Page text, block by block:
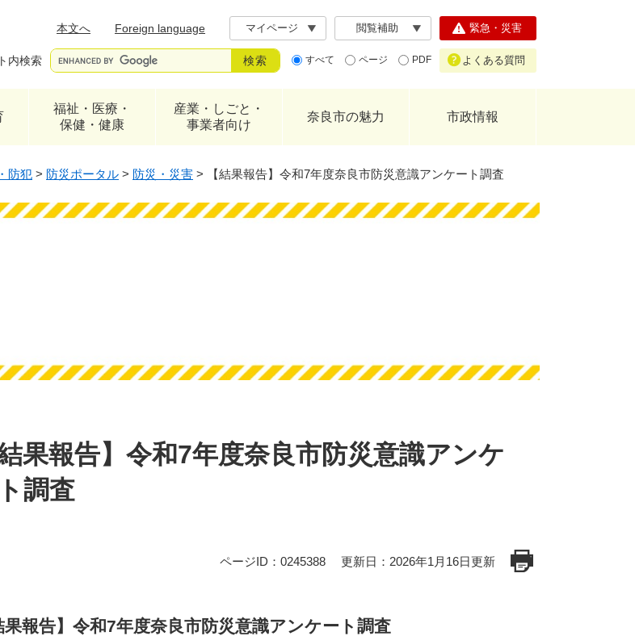
本文へ Foreign language マイページ 閲覧補助
内検索 すべて ページ PDF
緊急・災害
よくある質問
福祉・医療・
保健・健康
産業・しごと・
事業者向け
奈良市の魅力 市政情報
防犯 > 防災ポータル > 防災・災害 > 【結果報告】令和7年度奈良市防災意識アンケート調査
結果報告】令和7年度奈良市防災意識アンケ
調査
ページID：0245388 更新日：2026年1月16日更新
果報告】令和7年度奈良市防災意識アンケート調査